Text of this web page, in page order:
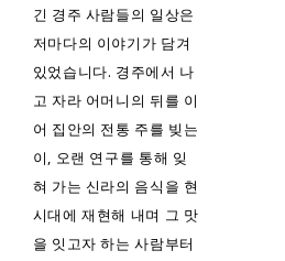
긴 경주 사람들의 일상은
저마다의 이야기가 담겨
있었습니다. 경주에서 나
고 자라 어머니의 뒤를 이
어 집안의 전통 주를 빚는
이, 오랜 연구를 통해 잊
혀 가는 신라의 음식을 현
시대에 재현해 내며 그 맛
을 잇고자 하는 사람부터